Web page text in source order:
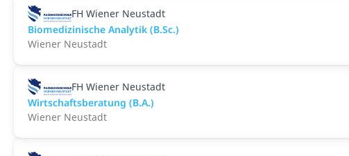
FH Wiener Neustadt
Biomedizinische Analytik (B.Sc.)
Wiener Neustadt
FH Wiener Neustadt
Wirtschaftsberatung (B.A.)
Wiener Neustadt